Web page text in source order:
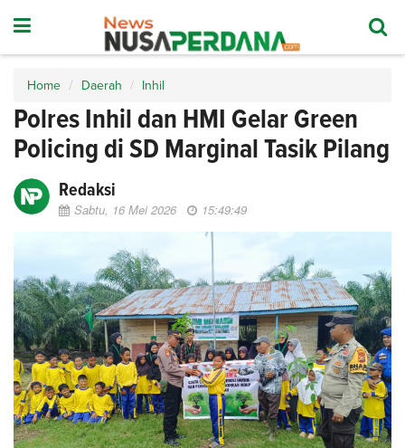
Home Daerah Inhil
Polres Inhil dan HMI Gelar Green
Policing di SD Marginal Tasik Pilang
Redaksi
Sabtu, 16 Mei 2026 15:49:49